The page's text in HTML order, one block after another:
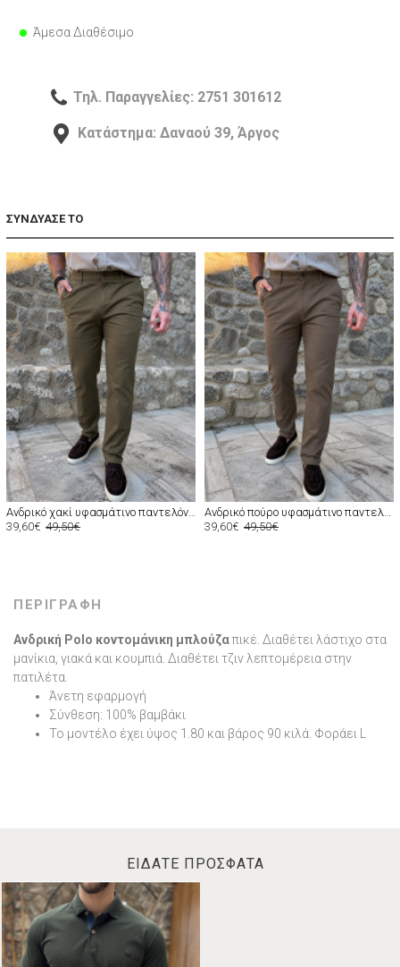
Άμεσα Διαθέσιμο
ΠΕΡΙΓΡΑΦΗ
Ανδρική Polo κοντομάνικη μπλούζαπικέ. Διαθέτει λάστιχο στα
μανίκια, γιακά και κουμπιά. Διαθέτει τζιν λεπτομέρεια στην
πατιλέτα.
Άνετη εφαρμογή
Σύνθεση: 100% βαμβάκι
Το μοντέλο έχει ύψος 1.80 και βάρος 90 κιλά. Φοράει L
Τηλ. Παραγγελίες: 2751 301612
Κατάστημα: Δαναού 39, Άργος
ΣΥΝΔΥΑΣΕ ΤΟ
Ανδρικό χακί υφασμάτινο παντελόνι Chinos D1351X
39,60€ 49,50€
Ανδρικό πούρο υφασμάτινο παντελόνι Chinos D1354
39,60€ 49,50€
ΕΙΔΑΤΕ ΠΡΟΣΦΑΤΑ